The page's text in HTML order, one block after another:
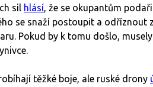
sil hlásí, že se okupantům
se snaží postoupit a odříznout
Pokud by k tomu došlo,
těžké boje, ale ruské drony